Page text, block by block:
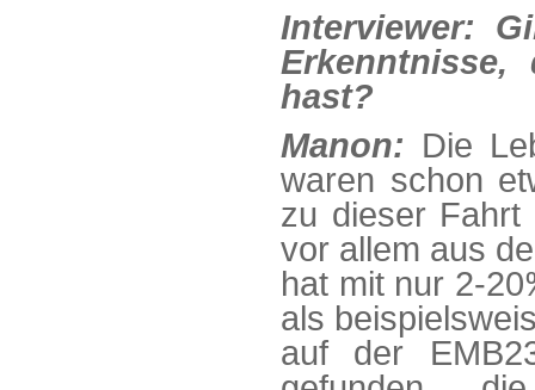
Interviewer:
hast?
Manon: Die
waren schon
zu dieser Fahrt
vor allem aus
hat mit nur 2-
als
auf der